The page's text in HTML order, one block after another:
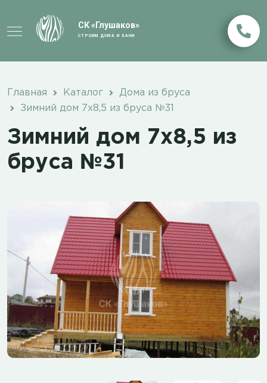
СК «Глушаков»
СТРОИМ ДОМА И БАНИ
Главная Каталог
Дома из бруса
Зимний дом 7х8,5 из бруса №31
Зимний дом 7х8,5 из
бруса №31